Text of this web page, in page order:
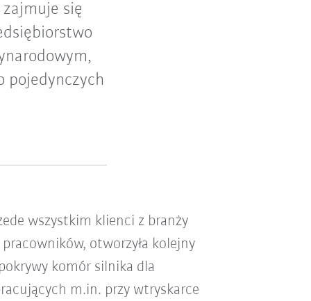
się
pojedynczych
wszystkim klienci z branży
otworzyła kolejny
komór silnika dla
m.in. przy wtryskarce